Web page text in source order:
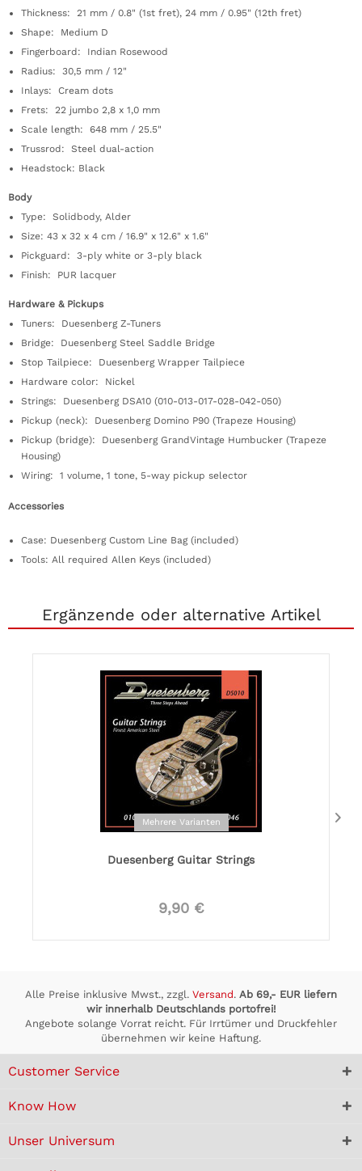
Thickness: 21 mm / 0.8" (1st fret), 24 mm / 0.95" (12th fret)
Shape: Medium D
Fingerboard: Indian Rosewood
Radius: 30,5 mm / 12"
Inlays: Cream dots
Frets: 22 jumbo 2,8 x 1,0 mm
Scale length: 648 mm / 25.5"
Trussrod: Steel dual-action
Headstock: Black
Body
Type: Solidbody, Alder
Size: 43 x 32 x 4 cm / 16.9" x 12.6" x 1.6"
Pickguard: 3-ply white or 3-ply black
Finish: PUR lacquer
Hardware & Pickups
Tuners: Duesenberg Z-Tuners
Bridge: Duesenberg Steel Saddle Bridge
Stop Tailpiece: Duesenberg Wrapper Tailpiece
Hardware color: Nickel
Strings: Duesenberg DSA10 (010-013-017-028-042-050)
Pickup (neck): Duesenberg Domino P90 (Trapeze Housing)
Pickup (bridge): Duesenberg GrandVintage Humbucker (Trapeze
Housing)
Wiring: 1 volume, 1 tone, 5-way pickup selector
Accessories
Case: Duesenberg Custom Line Bag (included)
Tools: All required Allen Keys (included)
Ergänzende oder alternative Artikel
Mehrere Varianten
Duesenberg Guitar Strings
9,90 €
Alle Preise inklusive Mwst., zzgl. Versand. Ab 69,- EUR liefern
wir innerhalb Deutschlands portofrei!
Angebote solange Vorrat reicht. Für Irrtümer und Druckfehler
übernehmen wir keine Haftung.
Customer Service
Know How
Unser Universum